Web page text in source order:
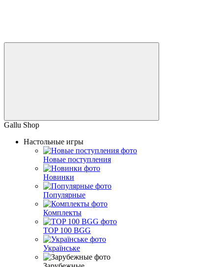
Gallu Shop
Настольные игры
Новые поступления
Новинки
Популярные
Комплекты
TOP 100 BGG
Українське